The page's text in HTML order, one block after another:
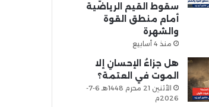
سقوط القيم الرياضية
أمام منطق القوة
والشهرة
منذ 4 أسابيع
هل جزاءُ الإحسانِ إلا
الموت في العتمة؟
الأثنين 21 محرم 1448هـ 6-7-
2026م